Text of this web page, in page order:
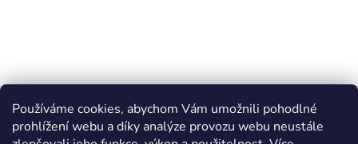
Používáme cookies, abychom Vám umožnili pohodlné
prohlížení webu a díky analýze provozu webu neustále